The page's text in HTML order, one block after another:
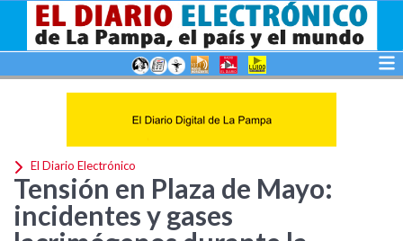
El Diario Electrónico
Tensión en Plaza de Mayo:
incidentes y gases